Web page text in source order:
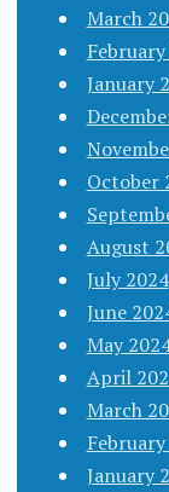
March
January
October
August
July 2024
June
May
April
March
January